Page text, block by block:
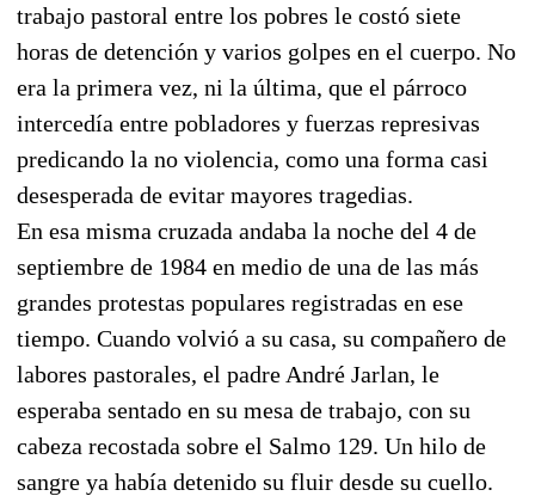
trabajo pastoral entre los pobres le costó siete
horas de detención y varios golpes en el cuerpo. No
era la primera vez, ni la última, que el párroco
intercedía entre pobladores y fuerzas represivas
predicando la no violencia, como una forma casi
desesperada de evitar mayores tragedias.
En esa misma cruzada andaba la noche del 4 de
septiembre de 1984 en medio de una de las más
grandes protestas populares registradas en ese
tiempo. Cuando volvió a su casa, su compañero de
labores pastorales, el padre André Jarlan, le
esperaba sentado en su mesa de trabajo, con su
cabeza recostada sobre el Salmo 129. Un hilo de
sangre ya había detenido su fluir desde su cuello.